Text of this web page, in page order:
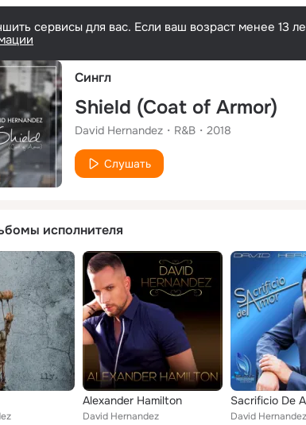
сервисы для вас. Если ваш возраст менее 13
Сингл
Shield (Coat of Armor)
David Hernandez R&B 2018
Слушать
исполнителя
Alexander Hamilton
David Hernandez
Sacrificio De
David Hernandez